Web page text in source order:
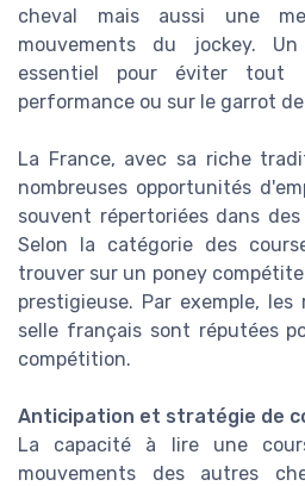
cheval mais aussi une
mouvements du jockey.
essentiel pour éviter
performance ou sur le garrot
La France, avec sa riche
nombreuses opportunités
souvent répertoriées dans des
Selon la catégorie des
trouver sur un poney
prestigieuse. Par exemple,
selle français sont réputées
compétition.
Anticipation et stratégie de
La capacité à lire une
mouvements des autres